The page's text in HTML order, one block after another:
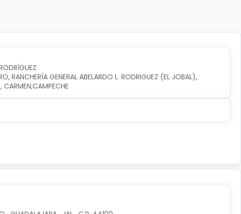
RANCHERÍA GENERAL ABELARDO L. RODRIGUEZ (EL JOBAL),
CARMEN,CAMPECHE